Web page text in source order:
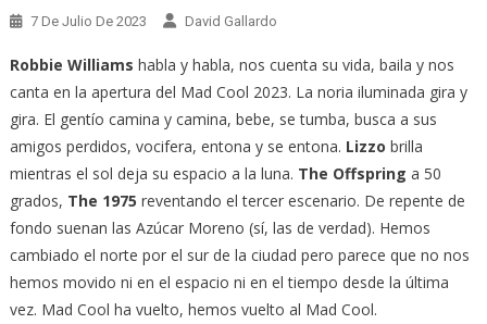
7 De Julio De 2023 David Gallardo
Robbie Williams habla y habla, nos cuenta su vida, baila y nos
canta en la apertura del Mad Cool 2023. La noria iluminada gira y
gira. El gentío camina y camina, bebe, se tumba, busca a sus
amigos perdidos, vocifera, entona y se entona. Lizzo brilla
mientras el sol deja su espacio a la luna. The Offspring a 50
grados, The 1975 reventando el tercer escenario. De repente de
fondo suenan las Azúcar Moreno (sí, las de verdad). Hemos
cambiado el norte por el sur de la ciudad pero parece que no nos
hemos movido ni en el espacio ni en el tiempo desde la última
vez. Mad Cool ha vuelto, hemos vuelto al Mad Cool.